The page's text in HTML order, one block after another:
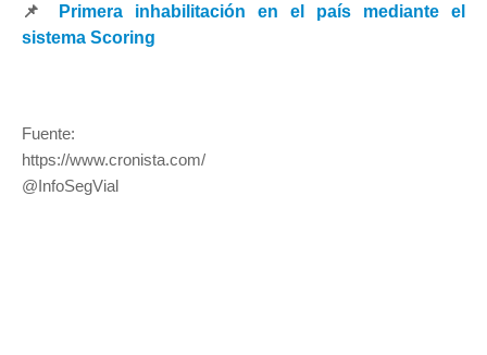
📌
Primera inhabilitación en el país mediante el
sistema Scoring
Fuente:
https://www.cronista.com/
@InfoSegVial